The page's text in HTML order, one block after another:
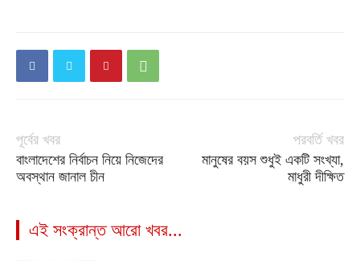
পূর্বের খবর
বাংলাদেশের নির্বাচন নিয়ে নিজেদের
অবস্থান জানাল চীন
পরবর্তি খবর
মানুষের বয়স শুধুই একটি সংখ্যা,
মাধুরী দীক্ষিত
এই সংক্রান্ত আরো খবর...